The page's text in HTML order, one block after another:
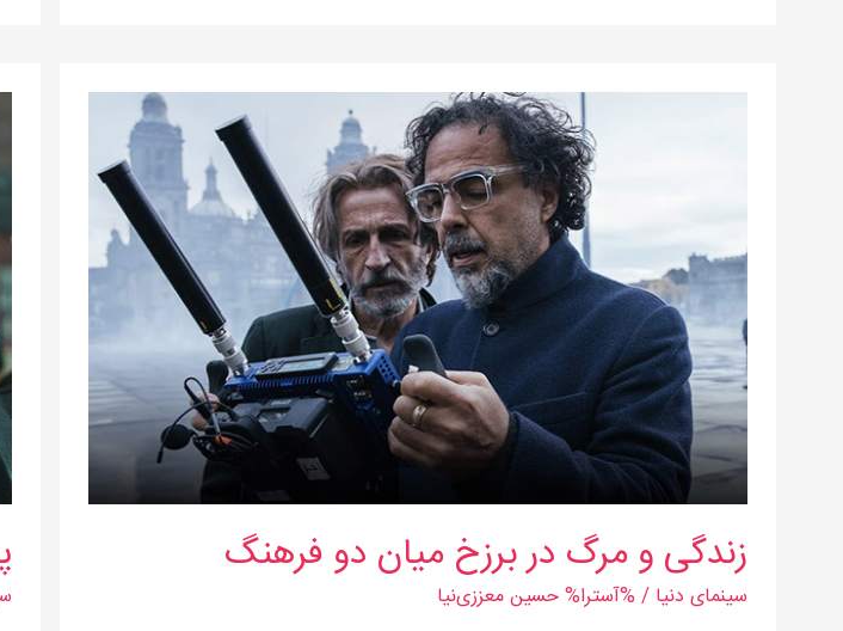
زندگی و مرگ در برزخ میان دو فرهنگ
سینمای دنیا / %آسترا%حسین معززی‌نیا
فرهنگ